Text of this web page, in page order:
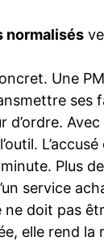
normalisés
Une
ses
Avec
Plus
service
doit pas
elle rend la